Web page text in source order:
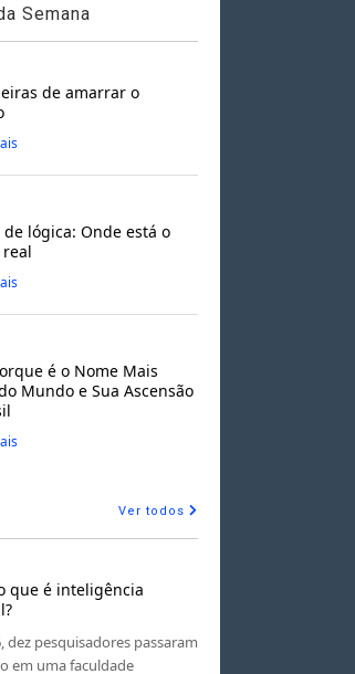
Semana
de amarrar o
de lógica: Onde está o
é o Nome Mais
Mundo e Sua Ascensão
Ver todos
que é inteligência
dez pesquisadores passaram
em uma faculdade